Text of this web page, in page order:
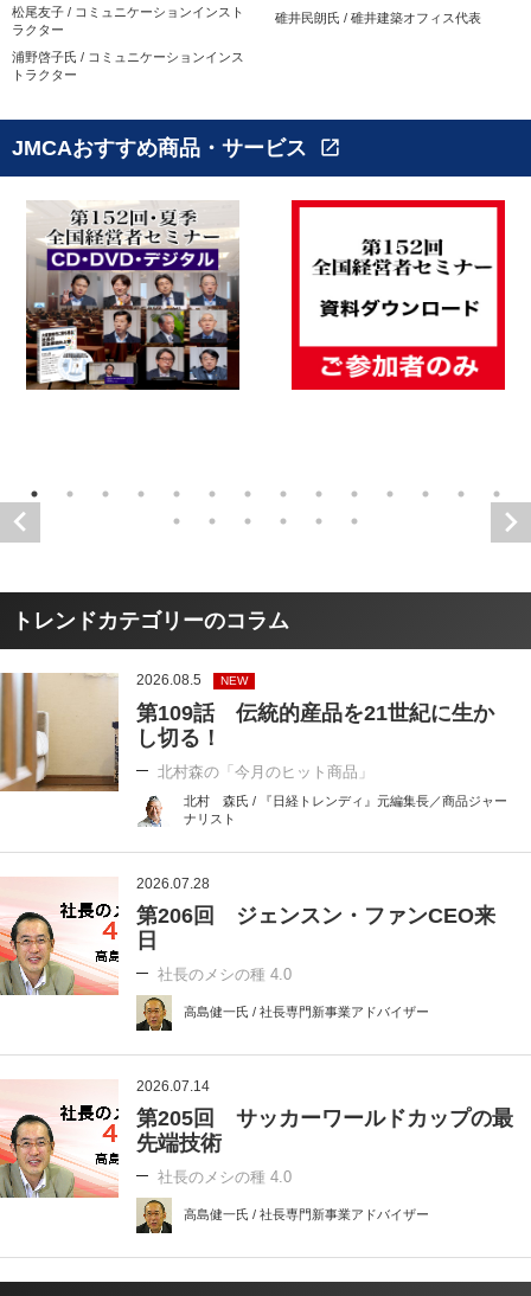
松尾友子 / コミュニケーションインスト
ラクター
浦野啓子氏 / コミュニケーションインス
トラクター
碓井民朗氏 / 碓井建築オフィス代表
JMCAおすすめ商品・サービス open_in_new
トレンドカテゴリーのコラム
2026.08.5 NEW
第109話 伝統的産品を21世紀に生か
し切る！
北村森の「今月のヒット商品」
北村 森氏 / 『日経トレンディ』元編集長／商品ジャー
ナリスト
2026.07.28
第206回 ジェンスン・ファンCEO来
日
社長のメシの種 4.0
高島健一氏 / 社長専門新事業アドバイザー
2026.07.14
第205回 サッカーワールドカップの最
先端技術
社長のメシの種 4.0
高島健一氏 / 社長専門新事業アドバイザー